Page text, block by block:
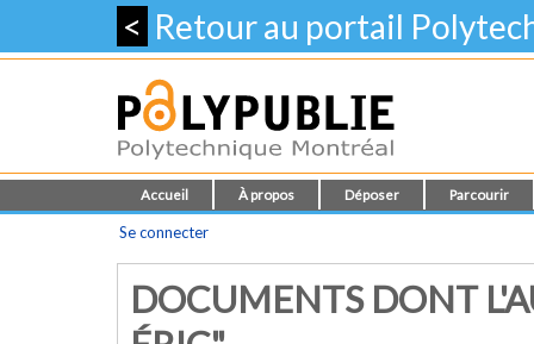
< Retour au portail
Accueil À propos Déposer Parcourir
Se connecter
DOCUMENTS DONT